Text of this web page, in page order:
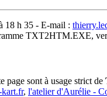
18 h 35 - E-mail :
TXT2HTM.EXE,
page sont à usage strict de
, l'atelier d'Aurélie -